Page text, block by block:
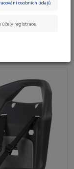
POLISPORT
osobních údajů.
účely registrace.